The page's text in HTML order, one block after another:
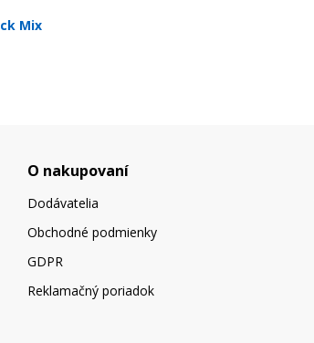
Mix
O nakupovaní
Dodávatelia
Obchodné podmienky
GDPR
Reklamačný poriadok